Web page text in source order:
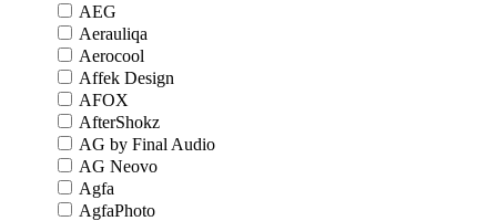
AEG
Aerauliqa
Aerocool
Affek Design
AFOX
AfterShokz
AG by Final Audio
AG Neovo
Agfa
AgfaPhoto